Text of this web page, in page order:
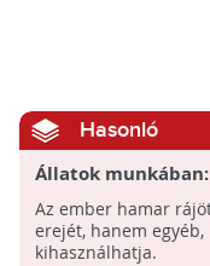
Hasonló
Állatok munkában:
patkányig
Az ember hamar
erejét, hanem
kihasználhatja.